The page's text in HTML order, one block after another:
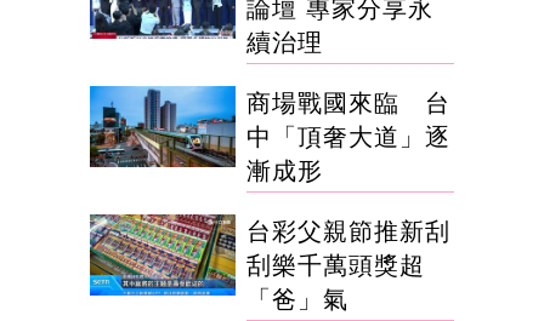
論壇 專家分享永
續治理
商場戰國來臨 台
中「頂奢大道」逐
漸成形
台彩父親節推新刮
刮樂千萬頭獎超
「爸」氣